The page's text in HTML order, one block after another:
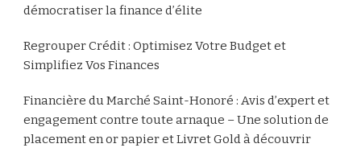
démocratiser la finance d’élite
Regrouper Crédit : Optimisez Votre Budget et
Simplifiez Vos Finances
Financière du Marché Saint-Honoré : Avis d’expert et
engagement contre toute arnaque – Une solution de
placement en or papier et Livret Gold à découvrir